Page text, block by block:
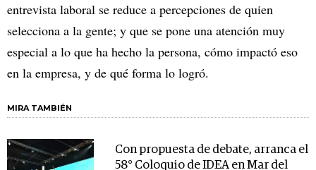
entrevista laboral se reduce a percepciones de quien
selecciona a la gente; y que se pone una atención muy
especial a lo que ha hecho la persona, cómo impactó eso
en la empresa, y de qué forma lo logró.
MIRA TAMBIÉN
Con propuesta de debate, arranca el
58° Coloquio de IDEA en Mar del